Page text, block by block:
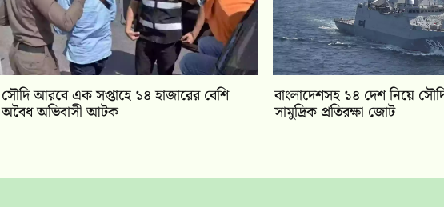
সৌদি আরবে এক সপ্তাহে ১৪ হাজারের বেশি
অবৈধ অভিবাসী আটক
বাংলাদেশসহ ১৪ দেশ নিয়ে
সামুদ্রিক প্রতিরক্ষা জোট